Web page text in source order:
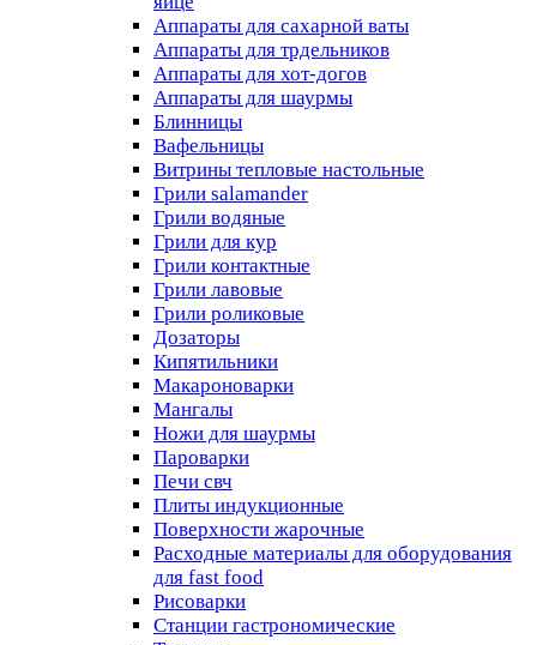
Аппараты для сахарной ваты
Аппараты для трдельников
Аппараты для хот-догов
Аппараты для шаурмы
Блинницы
Вафельницы
Витрины тепловые настольные
Грили salamander
Грили водяные
Грили для кур
Грили контактные
Грили лавовые
Грили роликовые
Дозаторы
Кипятильники
Макароноварки
Мангалы
Ножи для шаурмы
Пароварки
Печи свч
Плиты индукционные
Поверхности жарочные
Расходные материалы для оборудования
для fast food
Рисоварки
Станции гастрономические